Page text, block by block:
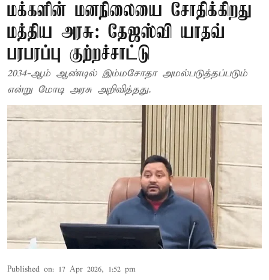
மக்களின் மனநிலையை சோதிக்கிறது
மத்திய அரசு: தேஜஸ்வி யாதவ்
பரபரப்பு குற்றச்சாட்டு
2034-ஆம் ஆண்டில் இம்மசோதா அமல்படுத்தப்படும்
என்று மோடி அரசு அறிவித்தது.
Published on: 17 Apr 2026, 1:52 pm